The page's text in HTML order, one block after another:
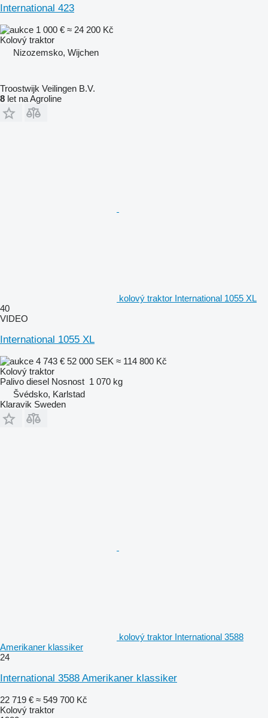
International 423
1 000 € ≈ 24 200 Kč
Kolový traktor
Nizozemsko, Wijchen
Troostwijk Veilingen B.V.
8 let na Agroline
kolový traktor International 1055 XL
40
VIDEO
International 1055 XL
4 743 € 52 000 SEK ≈ 114 800 Kč
Kolový traktor
Palivo diesel Nosnost 1 070 kg
Švédsko, Karlstad
Klaravik Sweden
kolový traktor International 3588
Amerikaner klassiker
24
International 3588 Amerikaner klassiker
22 719 € ≈ 549 700 Kč
Kolový traktor